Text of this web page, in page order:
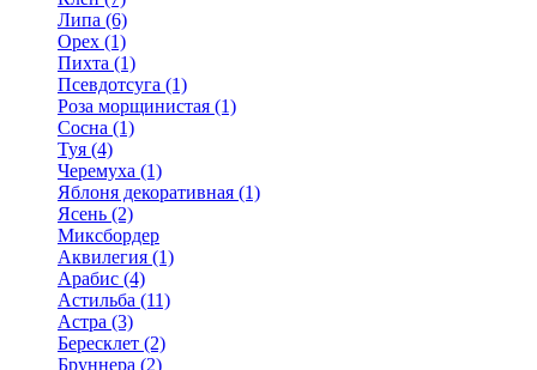
Липа (6)
Орех (1)
Пихта (1)
Псевдотсуга (1)
Роза морщинистая (1)
Сосна (1)
Туя (4)
Черемуха (1)
Яблоня декоративная (1)
Ясень (2)
Миксбордер
Аквилегия (1)
Арабис (4)
Астильба (11)
Астра (3)
Бересклет (2)
Бруннера (2)